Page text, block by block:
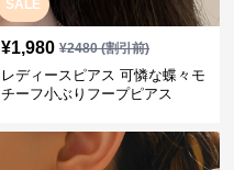
SALE
¥1,980 ¥2480(割引前)
レディースピアス 可憐な蝶々モ
チーフ小ぶりフープピアス